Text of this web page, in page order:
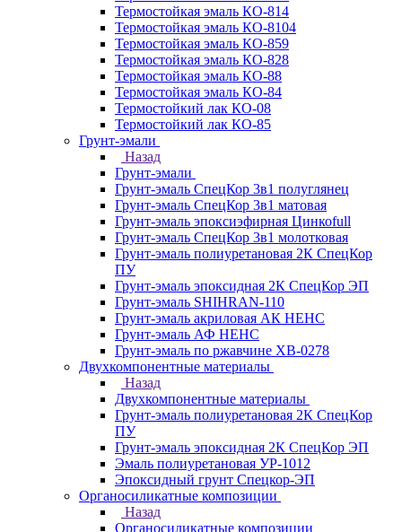
Термостойкая эмаль КО-814
Термостойкая эмаль КО-8104
Термостойкая эмаль КО-859
Термостойкая эмаль КО-828
Термостойкая эмаль КО-88
Термостойкая эмаль КО-84
Термостойкий лак КО-08
Термостойкий лак КО-85
Грунт-эмали
Назад
Грунт-эмали
Грунт-эмаль СпецКор 3в1 полуглянец
Грунт-эмаль СпецКор 3в1 матовая
Грунт-эмаль эпоксиэфирная Цинкоfull
Грунт-эмаль СпецКор 3в1 молотковая
Грунт-эмаль полиуретановая 2К СпецКор
ПУ
Грунт-эмаль эпоксидная 2К СпецКор ЭП
Грунт-эмаль SHIHRAN-110
Грунт-эмаль акриловая АК НЕНС
Грунт-эмаль АФ НЕНС
Грунт-эмаль по ржавчине ХВ-0278
Двухкомпонентные материалы
Назад
Двухкомпонентные материалы
Грунт-эмаль полиуретановая 2К СпецКор
ПУ
Грунт-эмаль эпоксидная 2К СпецКор ЭП
Эмаль полиуретановая УР-1012
Эпоксидный грунт Спецкор-ЭП
Органосиликатные композиции
Назад
Органосиликатные композиции